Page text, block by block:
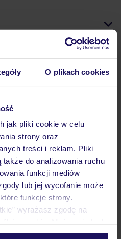
O plikach cookies
jak pliki cookie w celu
strony oraz
treści i reklam. Pliki
do analizowania ruchu
funkcji mediów
lub jej wycofanie może
funkcje strony.
wyrażasz zgodę na
wchodząc w zakładkę
zgłaszającą?
TUI?
karty
więcej